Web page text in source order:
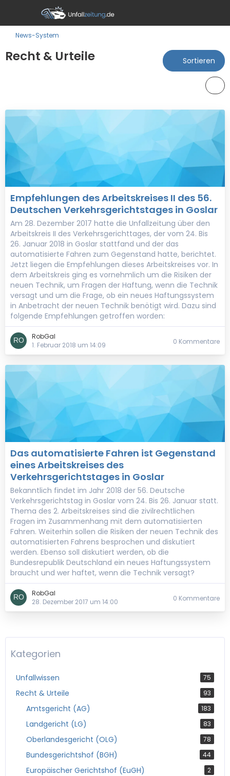
News-System
Recht & Urteile Sortieren
Empfehlungen des Arbeitskreises II des 56.
Deutschen Verkehrsgerichtstages in Goslar
Am 28. Dezember 2017 hatte die Unfallzeitung über den
Arbeitskreis II des Verkehrsgerichttages, der vom 24. Bis
26. Januar 2018 in Goslar stattfand und der das
automatisierte Fahren zum Gegenstand hatte, berichtet.
Jetzt liegen die Empfehlungen dieses Arbeitskreises vor. In
dem Arbeitskreis ging es vornehmlich um die Risiken der
neuen Technik, um Fragen der Haftung, wenn die Technik
versagt und um die Frage, ob ein neues Haftungssystem
in Anbetracht der neuen Technik benötigt wird. Dazu sind
folgende Empfehlungen getroffen worden:
RobGal
1. Februar 2018 um 14:09
0 Kommentare
Das automatisierte Fahren ist Gegenstand
eines Arbeitskreises des
Verkehrsgerichtstages in Goslar
Bekanntlich findet im Jahr 2018 der 56. Deutsche
Verkehrsgerichtstag in Goslar vom 24. Bis 26. Januar statt.
Thema des 2. Arbeitskreises sind die zivilrechtlichen
Fragen im Zusammenhang mit dem automatisierten
Fahren. Weiterhin sollen die Risiken der neuen Technik des
automatisierten Fahrens besprochen und diskutiert
werden. Ebenso soll diskutiert werden, ob die
Bundesrepublik Deutschland ein neues Haftungssystem
braucht und wer haftet, wenn die Technik versagt?
RobGal
28. Dezember 2017 um 14:00
0 Kommentare
Kategorien
Unfallwissen 75
Recht & Urteile 93
Amtsgericht (AG) 183
Landgericht (LG) 83
Oberlandesgericht (OLG) 78
Bundesgerichtshof (BGH) 44
Europäischer Gerichtshof (EuGH) 2